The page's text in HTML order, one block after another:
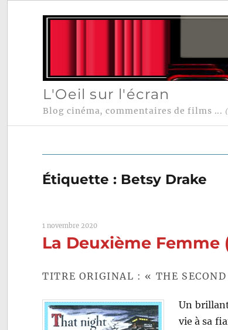
L'Oeil sur l'écran
Blog cinéma, commentaires de films ...
Étiquette : Betsy Drake
1 novembre 2020
La Deuxième Femme
TITRE ORIGINAL : « THE
Un
vie à sa